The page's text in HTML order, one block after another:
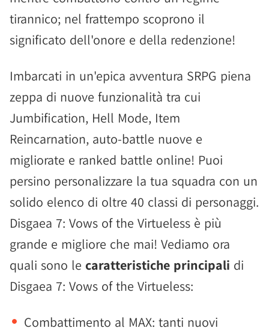
tirannico; nel frattempo scoprono il
significato dell'onore e della redenzione!
Imbarcati in un'epica avventura SRPG piena
zeppa di nuove funzionalità tra cui
Jumbification, Hell Mode, Item
Reincarnation, auto-battle nuove e
migliorate e ranked battle online! Puoi
persino personalizzare la tua squadra con un
solido elenco di oltre 40 classi di personaggi.
Disgaea 7: Vows of the Virtueless è più
grande e migliore che mai! Vediamo ora
quali sono le caratteristiche principali di
Disgaea 7: Vows of the Virtueless:
Combattimento al MAX: tanti nuovi